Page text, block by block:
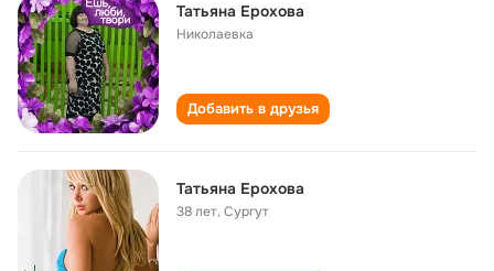
Татьяна Ерохова
Николаевка
Добавить в друзья
Татьяна Ерохова
38 лет,Сургут